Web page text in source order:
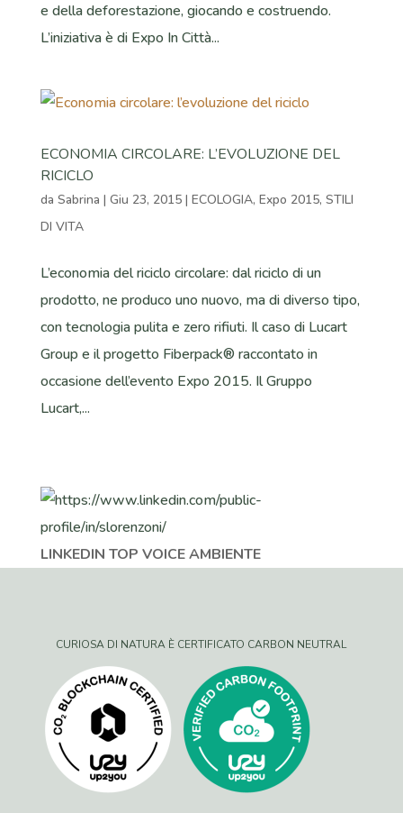
e della deforestazione, giocando e costruendo.
L’iniziativa è di Expo In Città...
ECONOMIA CIRCOLARE: L’EVOLUZIONE DEL
RICICLO
da Sabrina | Giu 23, 2015| ECOLOGIA, Expo 2015, STILI
DI VITA
L’economia del riciclo circolare: dal riciclo di un
prodotto, ne produco uno nuovo, ma di diverso tipo,
con tecnologia pulita e zero rifiuti. Il caso di Lucart
Group e il progetto Fiberpack® raccontato in
occasione dell’evento Expo 2015. Il Gruppo
Lucart,...
LINKEDIN TOP VOICE AMBIENTE
CURIOSA DI NATURA È CERTIFICATO CARBON NEUTRAL